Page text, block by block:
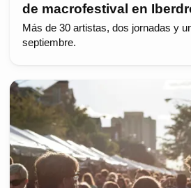
de macrofestival en
Más de 30 artistas, dos jornadas y
septiembre.